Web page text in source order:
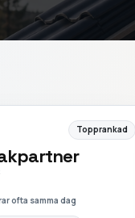
Topprankad
ofta samma dag